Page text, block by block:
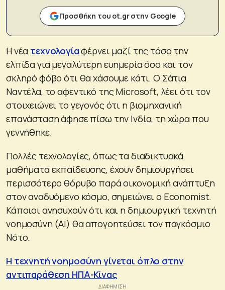
Προσθήκη του ot.gr στην Google
Η νέα τεχνολογίαφέρνει μαζί της τόσο την
ελπίδα για μεγαλύτερη ευημερία όσο και τον
σκληρό φόβο ότι θα χάσουμε κάτι. Ο Σάτια
Ναντέλα, το αφεντικό της Microsoft, λέει ότι τον
στοιχειώνει το γεγονός ότι η βιομηχανική
επανάσταση άφησε πίσω την Ινδία, τη χώρα που
γεννήθηκε.
Πολλές τεχνολογίες, όπως τα διαδικτυακά
μαθήματα εκπαίδευσης, έχουν δημιουργήσει
περισσότερο θόρυβο παρά οικονομική ανάπτυξη
στον αναδυόμενο κόσμο, σημειώνει ο Economist.
Κάποιοι ανησυχούν ότι και η δημιουργική τεχνητή
νοημοσύνη (AI) θα απογοητεύσει τον παγκόσμιο
Νότο.
Η τεχνητή νοημοσύνη γίνεται όπλο στην
αντιπαράθεση ΗΠΑ-Κίνας